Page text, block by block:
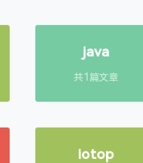
java
共1篇文章
iotop